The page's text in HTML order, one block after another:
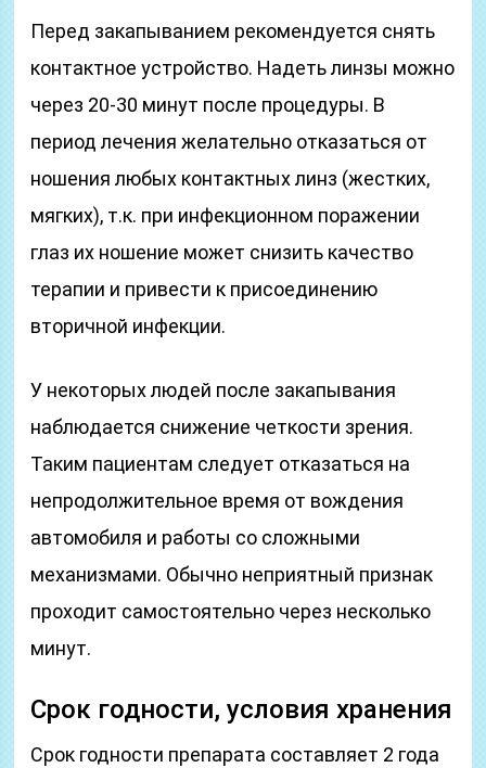
Перед закапыванием рекомендуется снять
контактное устройство. Надеть линзы можно
через 20-30 минут после процедуры. В
период лечения желательно отказаться от
ношения любых контактных линз (жестких,
мягких), т.к. при инфекционном поражении
глаз их ношение может снизить качество
терапии и привести к присоединению
вторичной инфекции.
У некоторых людей после закапывания
наблюдается снижение четкости зрения.
Таким пациентам следует отказаться на
непродолжительное время от вождения
автомобиля и работы со сложными
механизмами. Обычно неприятный признак
проходит самостоятельно через несколько
минут.
Срок годности, условия хранения
Срок годности препарата составляет 2 года